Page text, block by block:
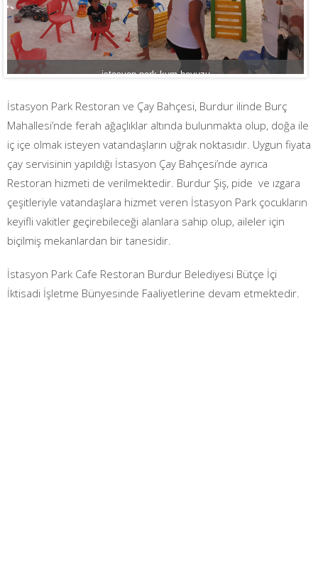
istasyon-park-kum-havuzu
İstasyon Park Restoran ve Çay Bahçesi, Burdur ilinde Burç
Mahallesi’nde ferah ağaçlıklar altında bulunmakta olup, doğa ile
iç içe olmak isteyen vatandaşların uğrak noktasıdır. Uygun fiyata
çay servisinin yapıldığı İstasyon Çay Bahçesi’nde ayrıca
Restoran hizmeti de verilmektedir. Burdur Şiş, pide ve ızgara
çeşitleriyle vatandaşlara hizmet veren İstasyon Park çocukların
keyifli vakitler geçirebileceği alanlara sahip olup, aileler için
biçilmiş mekanlardan bir tanesidir.
İstasyon Park Cafe Restoran Burdur Belediyesi Bütçe İçi
İktisadi İşletme Bünyesinde Faaliyetlerine devam etmektedir.